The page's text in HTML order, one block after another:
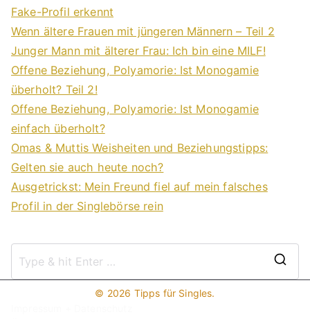
Fake-Profil erkennt
Wenn ältere Frauen mit jüngeren Männern – Teil 2
Junger Mann mit älterer Frau: Ich bin eine MILF!
Offene Beziehung, Polyamorie: Ist Monogamie
überholt? Teil 2!
Offene Beziehung, Polyamorie: Ist Monogamie
einfach überholt?
Omas & Muttis Weisheiten und Beziehungstipps:
Gelten sie auch heute noch?
Ausgetrickst: Mein Freund fiel auf mein falsches
Profil in der Singlebörse rein
© 2026 Tipps für Singles.